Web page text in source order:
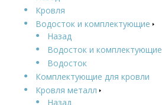
Кровля
Водосток и комплектующие
Назад
Водосток и комплектующие
Водосток
Комплектующие для кровли
Кровля металл
Назад